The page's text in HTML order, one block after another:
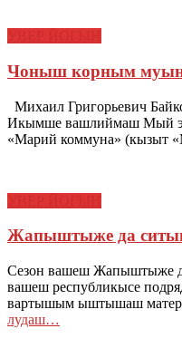
Чоныш корным
Михаил Григорьевич
Икымше вашлиймаш Мый
«Марий коммуна» (кызыт
Жапыштыже да
Сезон вашеш Жапыштыже
вашеш республикысе
вартышым ыштышаш
лудаш…